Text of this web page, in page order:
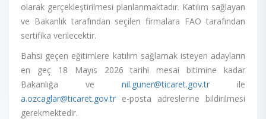
olarak gerçekleştirilmesi planlanmaktadır. Katılım sağlayan
ve Bakanlık tarafından seçilen firmalara FAO tarafından
sertifika verilecektir.
Bahsi geçen eğitimlere katılım sağlamak isteyen adayların
en geç 18 Mayıs 2026 tarihi mesai bitimine kadar
Bakanlığa ve nil.guner@ticaret.gov.tr ile
a.ozcaglar@ticaret.gov.tr e-posta adreslerine bildirilmesi
gerekmektedir.